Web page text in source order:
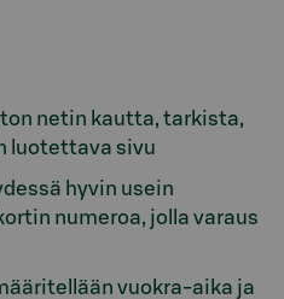
netin kautta, tarkista,
luotettava sivu
hyvin usein
numeroa, jolla varaus
vuokra-aika ja